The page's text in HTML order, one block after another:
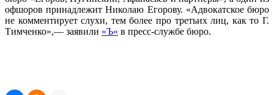
офшоров принадлежит Николаю Егорову. «Адвокатское бюро
не комментирует слухи, тем более про третьих лиц, как то Г.
Тимченко»,— заявили «Ъ« в пресс-службе бюро.